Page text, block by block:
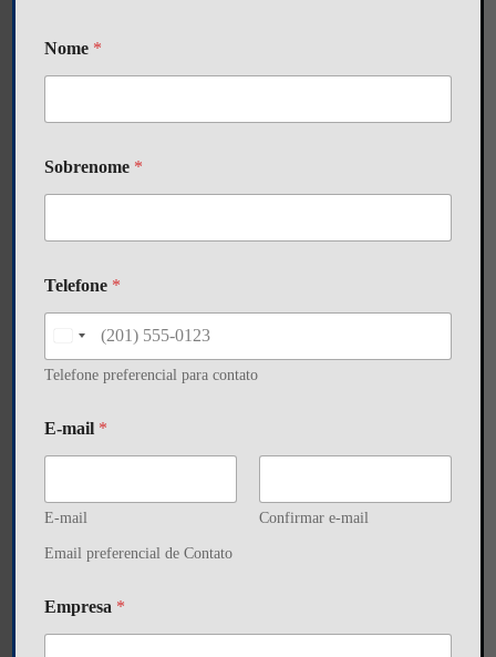
Nome *
Sobrenome *
Telefone *
n
i
d
S
a
t
s
Telefone preferencial para contato
o
b
n
m
*
E-mail *
E-mail Confirmar e-mail
Email preferencial de Contato
Empresa *